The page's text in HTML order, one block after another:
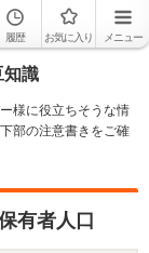
履歴 お気に入り メニュー
知識
様に役立ちそうな情
部の注意書きをご確
有者人口